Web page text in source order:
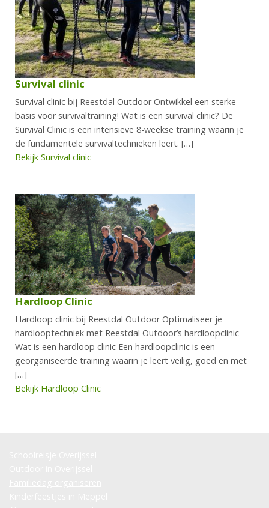
Survival clinic
Survival clinic bij Reestdal Outdoor Ontwikkel een sterke
basis voor survivaltraining! Wat is een survival clinic? De
Survival Clinic is een intensieve 8-weekse training waarin je
de fundamentele survivaltechnieken leert. […]
Bekijk Survival clinic
Hardloop Clinic
Hardloop clinic bij Reestdal Outdoor Optimaliseer je
hardlooptechniek met Reestdal Outdoor’s hardloopclinic
Wat is een hardloop clinic Een hardloopclinic is een
georganiseerde training waarin je leert veilig, goed en met
[…]
Bekijk Hardloop Clinic